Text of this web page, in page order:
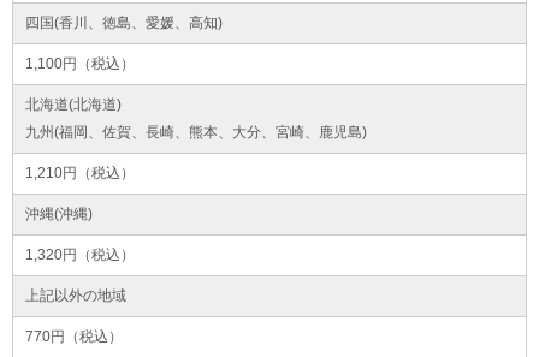
四国(香川、徳島、愛媛、高知)
1,100円（税込）
北海道(北海道)
九州(福岡、佐賀、長崎、熊本、大分、宮崎、鹿児島)
1,210円（税込）
沖縄(沖縄)
1,320円（税込）
上記以外の地域
770円（税込）